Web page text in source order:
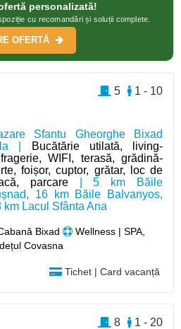
personalizată!
cu recomandări și soluții complete.
OFERTĂ
Sfantu Gheorghe Bixad
|
Bucătărie utilată, living-
WIFI, terasă, grădină-
foișor, cuptor, grătar, loc de
parcare| 5 km Băile
16 km Băile Balvanyos,
km Lacul Sfânta Ana
Bixad
Wellness | SPA,
Covasna
Tichet | Card vacanță
1 - 10
5
1 - 20
8